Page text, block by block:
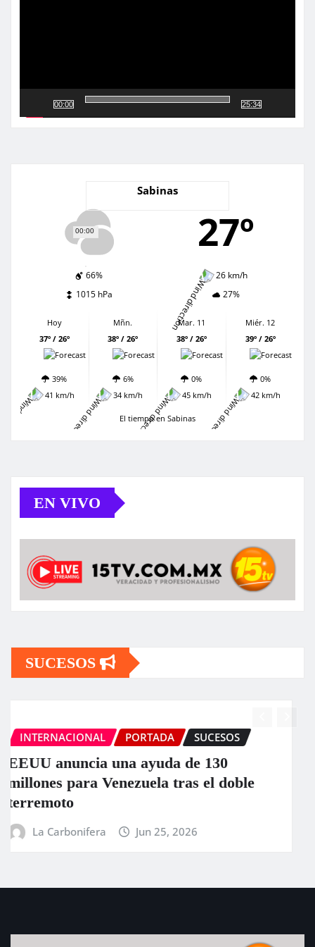
00:00
00:00
25:34
Sabinas
27º
66%
26 km/h
1015 hPa
27%
Hoy
37º / 26º
39%
41 km/h
Mñn.
38º / 26º
6%
34 km/h
Mar. 11
38º / 26º
0%
45 km/h
Miér. 12
39º / 26º
0%
42 km/h
El tiempo en Sabinas
EN VIVO
SUCESOS
INTERNACIONAL PORTADA SUCESOS
La ONU llama a la colaboración
internacional ante los “devastadores”
terremotos en Venezuela
La Carbonifera Jun 25, 2026